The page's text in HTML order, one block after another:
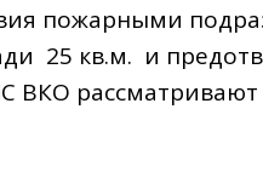
пожарными
25 кв.м. и
ВКО